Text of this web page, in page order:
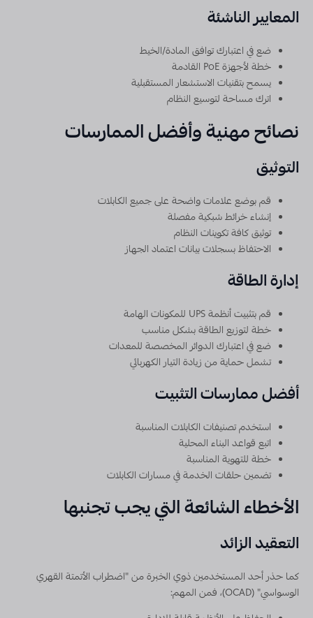
المعايير الناشئة
ضع في اعتبارك توافق المادة/الخيط
خطة لأجهزة PoE القادمة
يسمح بتقنيات الاستشعار المستقبلية
اترك مساحة لتوسيع النظام
نصائح مهنية وأفضل الممارسات
التوثيق
قم بوضع علامات واضحة على جميع الكابلات
إنشاء خرائط شبكية مفصلة
توثيق كافة تكوينات النظام
الاحتفاظ بسجلات بيانات اعتماد الجهاز
إدارة الطاقة
قم بتثبيت أنظمة UPS للمكونات الهامة
خطة لتوزيع الطاقة بشكل مناسب
ضع في اعتبارك الدوائر المخصصة للمعدات
تشمل حماية من زيادة التيار الكهربائي
أفضل ممارسات التثبيت
استخدم تصنيفات الكابلات المناسبة
اتبع قواعد البناء المحلية
خطة للتهوية المناسبة
تضمين حلقات الخدمة في مسارات الكابلات
الأخطاء الشائعة التي يجب تجنبها
التعقيد الزائد
كما حذر أحد المستخدمين ذوي الخبرة من "اضطراب الأتمتة القهري
الوسواسي" (OCAD)، فمن المهم: